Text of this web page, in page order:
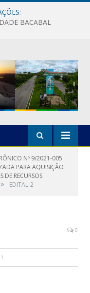
BACABAL
Nº 9/2021-005
PARA AQUISIÇÃO
DE RECURSOS
» EDITAL-2
0